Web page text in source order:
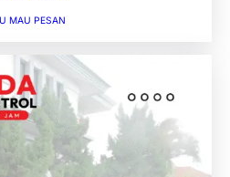
MAU PESAN